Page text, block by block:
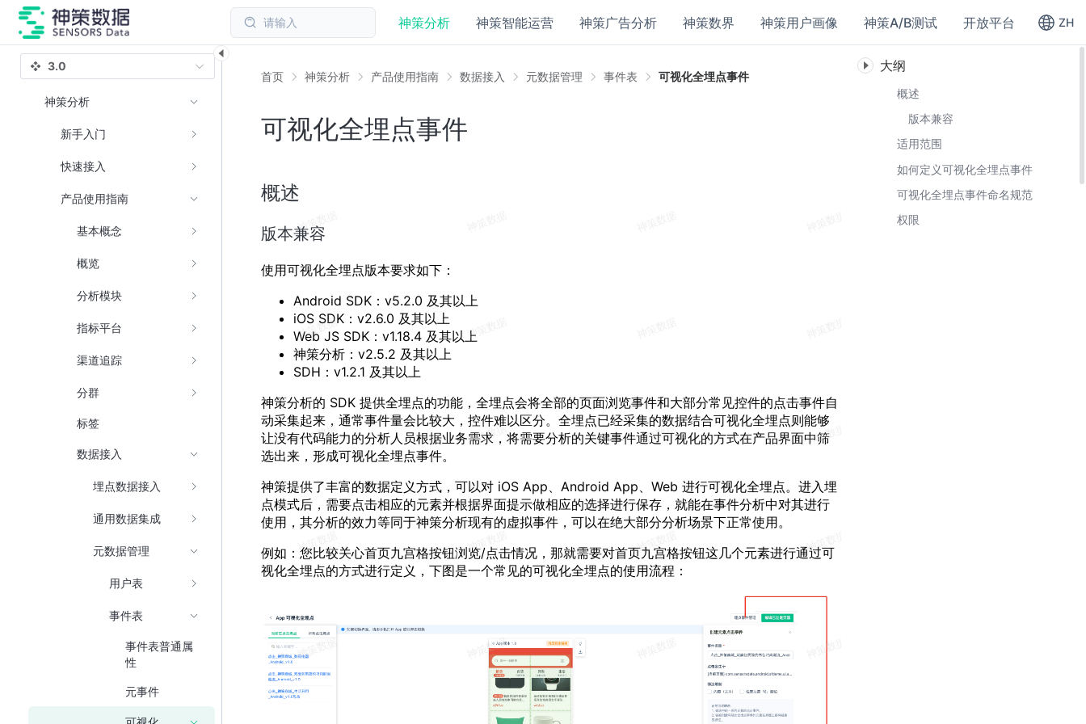
请输入 神策分析 神策智能运营 神策广告分析 神策数界 神策用户画像 神策A/B测试 开放平台 ZH
首页 神策分析 产品使用指南 数据接入 元数据管理 事件表 可视化全埋点事件
可视化全埋点事件
概述
版本兼容
使用可视化全埋点版本要求如下：
Android SDK：v5.2.0 及其以上
iOS SDK：v2.6.0 及其以上
Web JS SDK：v1.18.4 及其以上
神策分析：v2.5.2 及其以上
SDH：v1.2.1 及其以上
神策分析的 SDK 提供全埋点的功能，全埋点会将全部的页面浏览事件和大部分常见控件的点击事件自
动采集起来，通常事件量会比较大，控件难以区分。全埋点已经采集的数据结合可视化全埋点则能够
让没有代码能力的分析人员根据业务需求，将需要分析的关键事件通过可视化的方式在产品界面中筛
选出来，形成可视化全埋点事件。
神策提供了丰富的数据定义方式，可以对 iOS App、Android App、Web 进行可视化全埋点。进入埋
点模式后，需要点击相应的元素并根据界面提示做相应的选择进行保存，就能在事件分析中对其进行
使用，其分析的效力等同于神策分析现有的虚拟事件，可以在绝大部分分析场景下正常使用。
例如：您比较关心首页九宫格按钮浏览/点击情况，那就需要对首页九宫格按钮这几个元素进行通过可
视化全埋点的方式进行定义，下图是一个常见的可视化全埋点的使用流程：
3.0
神策分析
新手入门
快速接入
产品使用指南
基本概念
概览
分析模块
指标平台
渠道追踪
分群
标签
数据接入
埋点数据接入
通用数据集成
元数据管理
用户表
事件表
事件表普通属
性
元事件
大纲
概述
版本兼容
适用范围
如何定义可视化全埋点事件
可视化全埋点事件命名规范
权限